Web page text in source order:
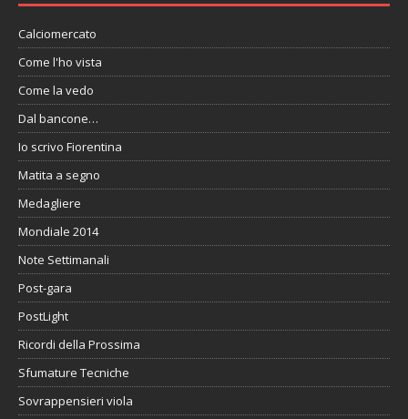
Calciomercato
Come l'ho vista
Come la vedo
Dal bancone…
Io scrivo Fiorentina
Matita a segno
Medagliere
Mondiale 2014
Note Settimanali
Post-gara
PostLight
Ricordi della Prossima
Sfumature Tecniche
Sovrappensieri viola